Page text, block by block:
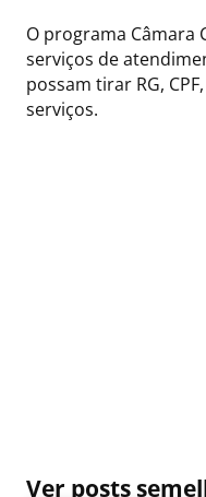
O programa Câmara
serviços de
possam tirar RG,
serviços.
Ver posts